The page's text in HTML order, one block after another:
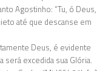
Agostinho: “Tu, ó Deus,
até que descanse em
Deus, é evidente
será excedida sua Glória.